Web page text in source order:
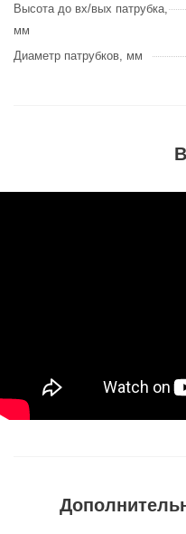
Высота до вх/вых патрубка,
мм
Диаметр патрубков, мм